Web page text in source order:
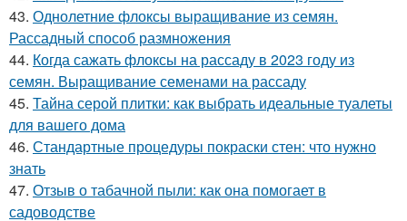
43. Однолетние флоксы выращивание из семян.
Рассадный способ размножения
44. Когда сажать флоксы на рассаду в 2023 году из
семян. Выращивание семенами на рассаду
45. Тайна серой плитки: как выбрать идеальные туалеты
для вашего дома
46. Стандартные процедуры покраски стен: что нужно
знать
47. Отзыв о табачной пыли: как она помогает в
садоводстве